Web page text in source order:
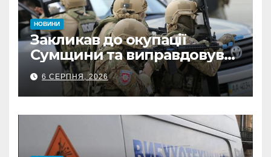
НОВИНИ
Закликав до окупації
Сумщини та виправдовував
обстріли: СБУ викрила
прокремлівського агітатора
з Охтирки
6 СЕРПНЯ, 2026